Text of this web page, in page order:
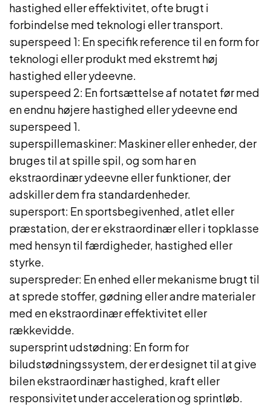
hastighed eller effektivitet, ofte brugt i
forbindelse med teknologi eller transport.
superspeed 1: En specifik reference til en form for
teknologi eller produkt med ekstremt høj
hastighed eller ydeevne.
superspeed 2: En fortsættelse af notatet før med
en endnu højere hastighed eller ydeevne end
superspeed 1.
superspillemaskiner: Maskiner eller enheder, der
bruges til at spille spil, og som har en
ekstraordinær ydeevne eller funktioner, der
adskiller dem fra standardenheder.
supersport: En sportsbegivenhed, atlet eller
præstation, der er ekstraordinær eller i topklasse
med hensyn til færdigheder, hastighed eller
styrke.
superspreder: En enhed eller mekanisme brugt til
at sprede stoffer, gødning eller andre materialer
med en ekstraordinær effektivitet eller
rækkevidde.
supersprint udstødning: En form for
biludstødningssystem, der er designet til at give
bilen ekstraordinær hastighed, kraft eller
responsivitet under acceleration og sprintløb.